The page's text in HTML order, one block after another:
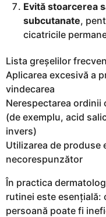
Evită stoarcerea
subcutanate,
cicatricile
Lista greșelilor
Aplicarea excesivă a
vindecarea
Nerespectarea ordinii
(de exemplu, acid
invers)
Utilizarea de produse
necorespunzător
În practica
rutinei este esențială:
persoană poate fi